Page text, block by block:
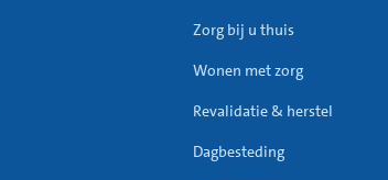
Zorg bij u thuis
Wonen met zorg
Revalidatie & herstel
Dagbesteding